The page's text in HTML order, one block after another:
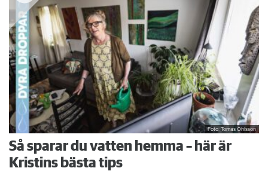
Foto: Tomas Ohlsson
Så sparar du vatten hemma – här är
Kristins bästa tips